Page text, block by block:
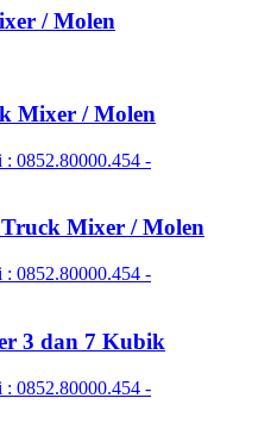
/ Molen
Mixer / Molen
Mixer / Molen
3 dan 7 Kubik